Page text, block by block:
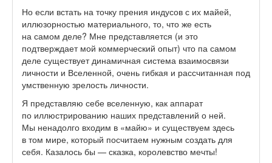
Но если встать на точку прения индусов с их майей,
иллюзорностью материального, то, что же есть
на самом деле? Мне представляется (и это
подтверждает мой коммерческий опыт) что па самом
деле существует динамичная система взаимосвязи
личности и Вселенной, очень гибкая и рассчитанная под
умственную зрелость личности.
Я представляю себе вселенную, как аппарат
по иллюстрированию наших представлений о ней.
Мы ненадолго входим в «майю» и существуем здесь
в том мире, который посчитаем нужным создать для
себя. Казалось бы — сказка, королевство мечты!